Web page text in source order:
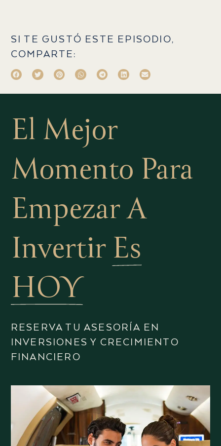
SI TE GUSTÓ ESTE EPISODIO,
COMPARTE:
El Mejor
Momento Para
Empezar A
Invertir Es
HOY
RESERVA TU ASESORÍA EN
INVERSIONES Y CRECIMIENTO
FINANCIERO